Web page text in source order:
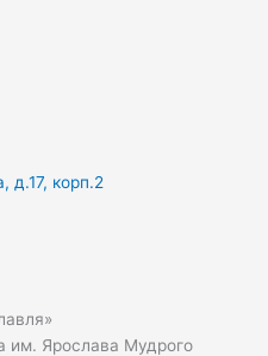
д.17, корп.2
им. Ярослава Мудрого